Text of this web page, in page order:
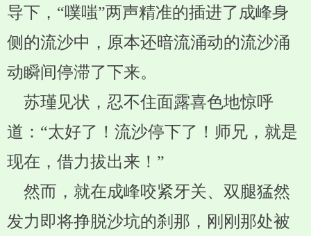
导下，“噗嗤”两声精准的插进了成峰身
侧的流沙中，原本还暗流涌动的流沙涌
动瞬间停滞了下来。
苏瑾见状，忍不住面露喜色地惊呼
道：“太好了！流沙停下了！师兄，就是
现在，借力拔出来！”
然而，就在成峰咬紧牙关、双腿猛然
发力即将挣脱沙坑的刹那，刚刚那处被